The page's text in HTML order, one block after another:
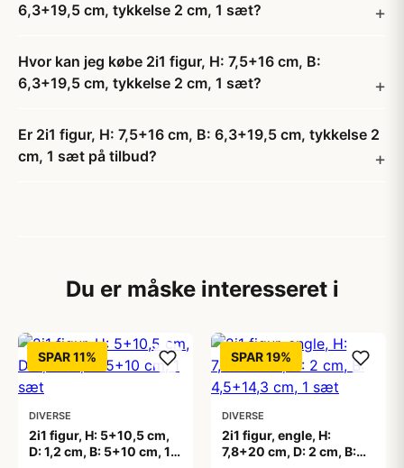
6,3+19,5 cm, tykkelse 2 cm, 1 sæt?
Hvor kan jeg købe 2i1 figur, H: 7,5+16 cm, B:
6,3+19,5 cm, tykkelse 2 cm, 1 sæt?
Er 2i1 figur, H: 7,5+16 cm, B: 6,3+19,5 cm, tykkelse 2
cm, 1 sæt på tilbud?
Du er måske interesseret i
SPAR 11%
DIVERSE
2i1 figur, H: 5+10,5 cm,
D: 1,2 cm, B: 5+10 cm, 1
SPAR 19%
DIVERSE
2i1 figur, engle, H:
7,8+20 cm, D: 2 cm, B: